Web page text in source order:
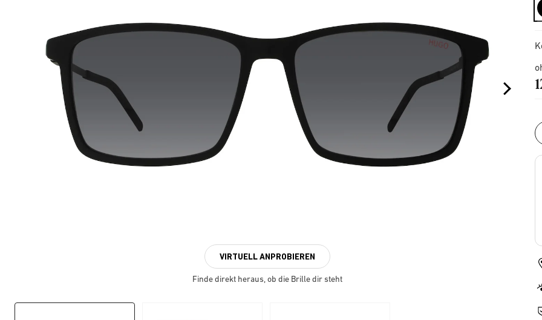
VIRTUELL ANPROBIEREN
Finde direkt heraus, ob die Brille dir steht